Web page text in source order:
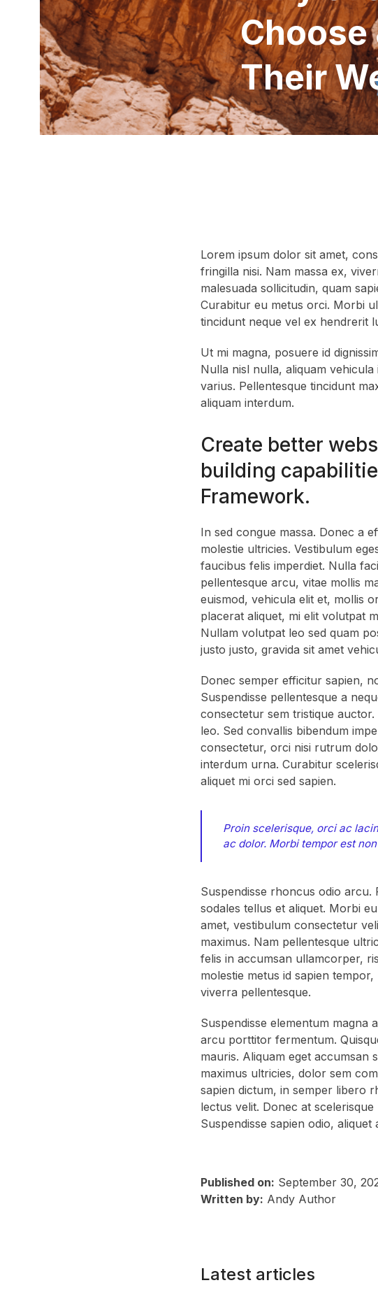
Choose
Their
Lorem ipsum dolor sit amet,
fringilla nisi. Nam massa ex,
malesuada sollicitudin, quam
Curabitur eu metus orci. Morbi
tincidunt neque vel ex hendrerit
Ut mi magna, posuere id
Nulla nisl nulla, aliquam
varius. Pellentesque tincidunt
aliquam interdum.
Create better
building
Framework.
In sed congue massa. Donec a
molestie ultricies. Vestibulum
faucibus felis imperdiet. Nulla
pellentesque arcu, vitae mollis
euismod, vehicula elit et, mollis
placerat aliquet, mi elit volutpat
Nullam volutpat leo sed quam
justo justo, gravida sit amet
Donec semper efficitur sapien,
Suspendisse pellentesque a
consectetur sem tristique
leo. Sed convallis bibendum
consectetur, orci nisi rutrum
interdum urna. Curabitur
aliquet mi orci sed sapien.
Proin scelerisque, orci ac
ac dolor. Morbi tempor est
Suspendisse rhoncus odio arcu.
sodales tellus et aliquet. Morbi
amet, vestibulum consectetur
maximus. Nam pellentesque
felis in accumsan ullamcorper,
molestie metus id sapien
viverra pellentesque.
Suspendisse elementum magna
arcu porttitor fermentum.
mauris. Aliquam eget accumsan
maximus ultricies, dolor sem
sapien dictum, in semper libero
lectus velit. Donec at
Suspendisse sapien odio,
Published on: September 30,
Written by: Andy Author
Latest articles